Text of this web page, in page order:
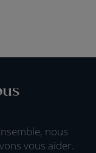
nous
vous aider.